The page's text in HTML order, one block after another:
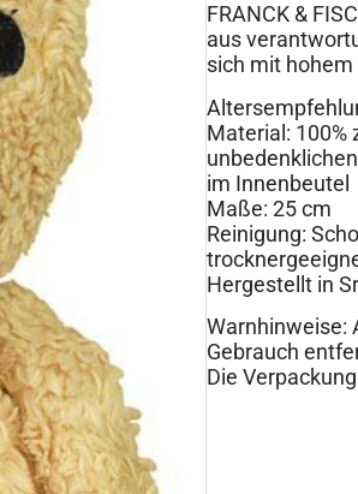
FRANCK &
aus
sich mit
Material:
im Innenbeutel
Maße: 25 cm
Reinigung:
Hergestellt in
Warnhinweise:
Gebrauch
Die